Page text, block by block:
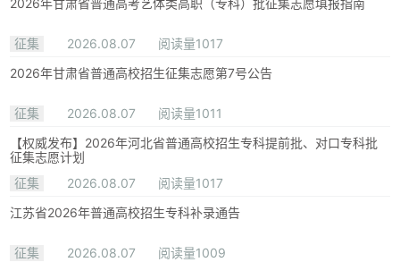
2026年甘肃省普通高考艺体类高职（专科）批征集志愿填报指南
征集 2026.08.07
阅读量1017
2026年甘肃省普通高校招生征集志愿第7号公告
征集 2026.08.07
阅读量1011
【权威发布】2026年河北省普通高校招生专科提前批、对口专科批
征集志愿计划
征集
2026.08.07
阅读量1017
江苏省2026年普通高校招生专科补录通告
征集 2026.08.07
阅读量1009